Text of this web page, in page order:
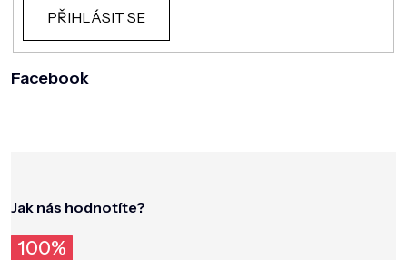
PŘIHLÁSIT SE
Facebook
Jak nás hodnotíte?
100%